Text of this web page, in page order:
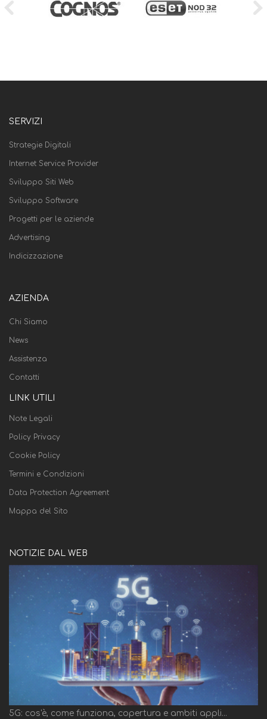
SERVIZI
Strategie Digitali
Internet Service Provider
Sviluppo Siti Web
Sviluppo Software
Progetti per le aziende
Advertising
Indicizzazione
AZIENDA
Chi Siamo
News
Assistenza
Contatti
LINK UTILI
Note Legali
Policy Privacy
Cookie Policy
Termini e Condizioni
Data Protection Agreement
Mappa del Sito
NOTIZIE DAL WEB
5G: cos'è, come funziona, copertura e ambiti appli...